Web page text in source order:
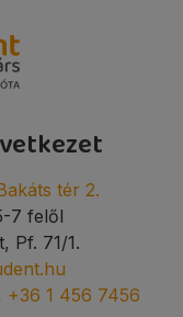
tér 2.
7 felől
Pf. 71/1.
+36 1 456 7456